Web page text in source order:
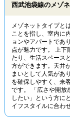
西武池袋線のメゾ
メゾネットタイプと
ことを指し、室内に
ョンやアパートであ
点が魅力です。 上下
たり、生活スペース
方ができます。天井
まいとして人気があ
を確保しやすく、来
です。 「広さや開放
したい」という方に
イフスタイルに合わ